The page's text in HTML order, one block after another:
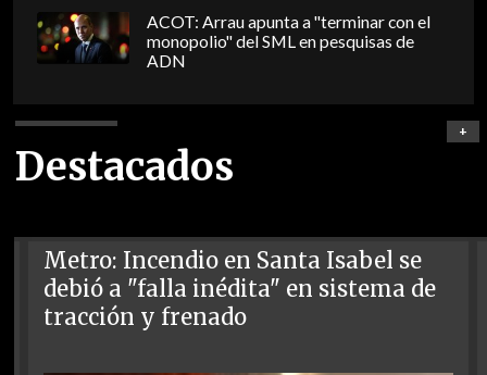
ACOT: Arrau apunta a "terminar con el
monopolio" del SML en pesquisas de
ADN
Destacados
+
Metro: Incendio en Santa Isabel se
debió a "falla inédita" en sistema de
tracción y frenado